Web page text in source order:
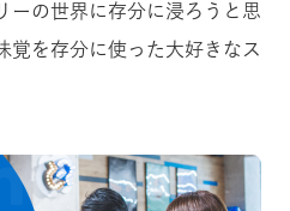
ーの世界に存分に浸ろうと思
覚を存分に使った大好きなス